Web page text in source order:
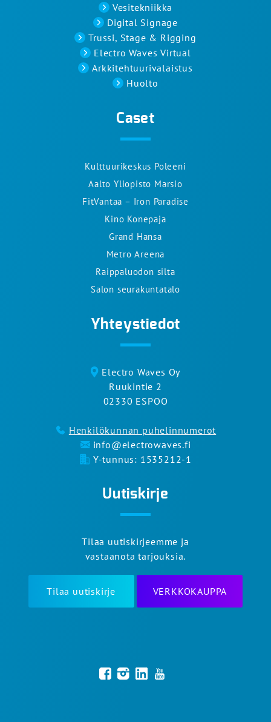
Vesitekniikka
Digital Signage
Trussi, Stage & Rigging
Electro Waves Virtual
Arkkitehtuurivalaistus
Huolto
Caset
Kulttuurikeskus Poleeni
Aalto Yliopisto Marsio
FitVantaa – Iron Paradise
Kino Konepaja
Grand Hansa
Metro Areena
Raippaluodon silta
Salon seurakuntatalo
Yhteystiedot
Electro Waves Oy
Ruukintie 2
02330 ESPOO
Henkilökunnan puhelinnumerot
info@electrowaves.fi
Y-tunnus: 1535212-1
Uutiskirje
Tilaa uutiskirjeemme ja
vastaanota tarjouksia.
Tilaa uutiskirje VERKKOKAUPPA